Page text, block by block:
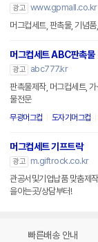
광고 www.gpmall.co.kr
머그컵세트, 판촉물, 기념
머그컵세트 ABC판촉물
광고
abc777.kr
판촉물제작, 머그컵세트,
물전문
무광머그컵 도자기머그컵
머그컵세트 기프트락
광고
m.giftrock.co.kr
관공서및기업납품 맞춤제
을아는곳/상담부터!
빠른배송 안내